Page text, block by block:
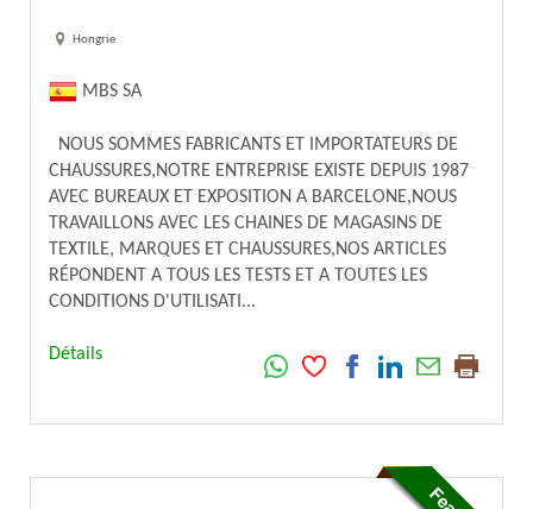
Hongrie
MBS SA
NOUS SOMMES FABRICANTS ET IMPORTATEURS DE
CHAUSSURES,NOTRE ENTREPRISE EXISTE DEPUIS 1987
AVEC BUREAUX ET EXPOSITION A BARCELONE,NOUS
TRAVAILLONS AVEC LES CHAINES DE MAGASINS DE
TEXTILE, MARQUES ET CHAUSSURES,NOS ARTICLES
RÉPONDENT A TOUS LES TESTS ET A TOUTES LES
CONDITIONS D'UTILISATI...
Détails